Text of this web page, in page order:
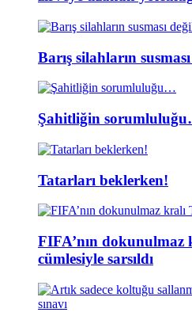
Barış silahların
Şahitliğin
Tatarları beklerken!
FIFA’nın dokunulmaz
cümlesiyle sarsıldı